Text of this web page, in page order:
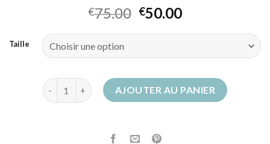
€75.00 €50.00
Taille
quantité de botte cavaliereAJOUTER AU PANIER